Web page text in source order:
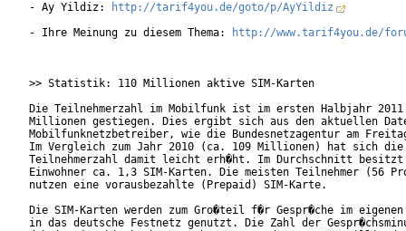
- Ay Yildiz:
http://tarif4you.de/goto/p/AyYildiz
- Ihre Meinung zu diesem Thema:
http://www.tarif4you.de/
>> Statistik: 110 Millionen aktive SIM-Karten
Die Teilnehmerzahl im Mobilfunk ist im ersten Halbjahr
Millionen gestiegen. Dies ergibt sich aus den aktuellen
Mobilfunknetzbetreiber, wie die Bundesnetzagentur am
Im Vergleich zum Jahr 2010 (ca. 109 Millionen) hat sich die
Teilnehmerzahl damit leicht erh�ht. Im Durchschnitt
Einwohner ca. 1,3 SIM-Karten. Die meisten Teilnehmer (56
nutzen eine vorausbezahlte (Prepaid) SIM-Karte.
Die SIM-Karten werden zum Gro�teil f�r Gespr�che im
in das deutsche Festnetz genutzt. Die Zahl der